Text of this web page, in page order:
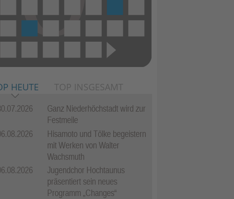
HEUTE TOP INSGESAMT
Ganz Niederhöchstadt wird zur
Festmeile
Hisamoto und Tölke begeistern
mit Werken von Walter
Wachsmuth
Jugendchor Hochtaunus
präsentiert sein neues
Programm „Changes“